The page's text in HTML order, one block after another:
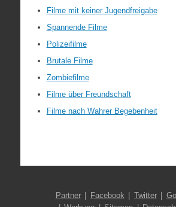
Filme mit keiner Jugendfreigabe
Spannende Filme
Polizeifilme
Brutale Filme
Zombiefilme
Filme über Freundschaft
Filme nach Wahrer Begebenheit
Partner Facebook Twitter